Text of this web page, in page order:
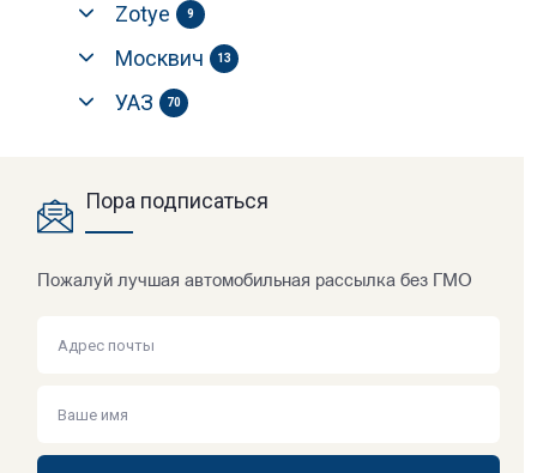
Zotye 9
Москвич 13
УАЗ 70
Пора подписаться
Пожалуй лучшая автомобильная рассылка без ГМО